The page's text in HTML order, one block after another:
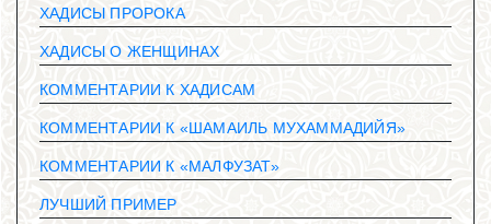
ХАДИСЫ ПРОРОКА
ХАДИСЫ О ЖЕНЩИНАХ
КОММЕНТАРИИ К ХАДИСАМ
КОММЕНТАРИИ К «ШАМАИЛЬ МУХАММАДИЙЯ»
КОММЕНТАРИИ К «МАЛФУЗАТ»
ЛУЧШИЙ ПРИМЕР